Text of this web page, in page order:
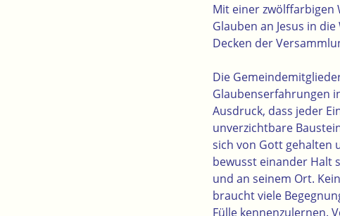
Mit einerzwölffarbigen
Glauben an Jesus in
Decken der
Die
Glaubenserfahrungen
Ausdruck, dass jeder
unverzichtbare
sich von Gott gehalten
bewusst einander Halt
und an seinem Ort.
braucht viele
Fülle kennenzulernen.